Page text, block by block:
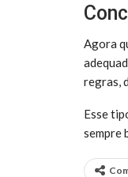
Agora
regras,
Esse
sempre